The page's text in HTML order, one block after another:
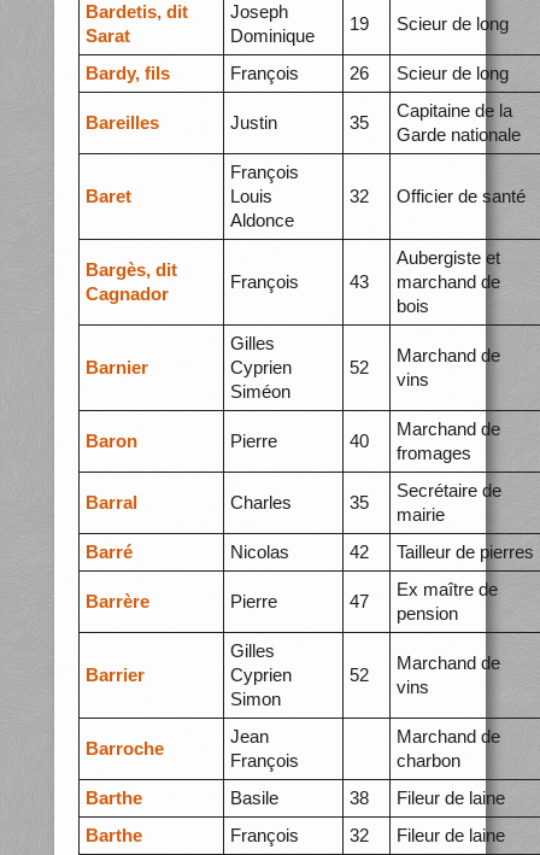
Bardetis, dit
Sarat
Joseph
Dominique
19 Scieur de long
Bardy, fils François 26 Scieur de long
Bareilles Justin 35
Capitaine de la
Garde nationale
Baret
François
Louis
Aldonce
32 Officier de santé
Bargès, dit
Cagnador
François 43
Aubergiste et
marchand de
bois
Barnier
Gilles
Cyprien
Siméon
52
Marchand de
vins
Baron Pierre 40
Marchand de
fromages
Barral Charles 35
Secrétaire de
mairie
Barré
Nicolas 42 Tailleur de pierres
Barrère Pierre 47
Ex maître de
pension
Barrier
Gilles
Cyprien
Simon
52
Marchand de
vins
Barroche
Jean
François
Marchand de
charbon
Barthe
Basile 38
Fileur de laine
Barthe
François 32 Fileur de laine